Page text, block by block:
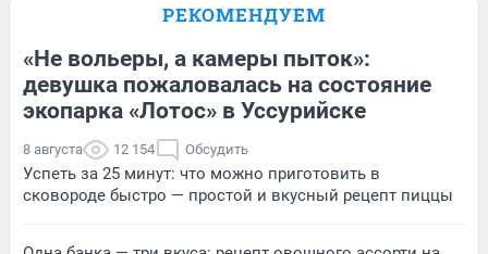
РЕКОМЕНДУЕМ
«Не вольеры, а камеры пыток»:
девушка пожаловалась на состояние
экопарка «Лотос» в Уссурийске
8 августа 12 154 Обсудить
Успеть за 25 минут: что можно приготовить в
сковороде быстро — простой и вкусный рецепт пиццы